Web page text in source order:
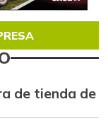
de tienda de